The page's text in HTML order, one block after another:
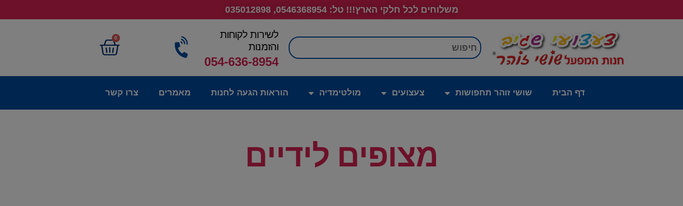
משלוחים לכל חלקי הארץ!!! טל: 0546368954, 035012898
חיפוש
לשירות לקוחות
והזמנות
054-636-8954
0
דף הבית שושי זוהר תחפושות צעצועים מולטימדיה הוראות הגעה לחנות מאמרים צרו קשר
מצופים לידיים